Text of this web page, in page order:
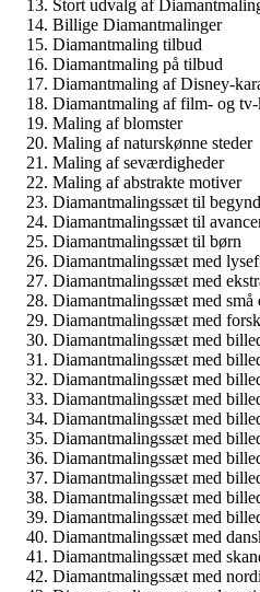
Stort udvalg af
Billige Diamantmalinger
Diamantmaling tilbud
Diamantmaling på tilbud
Diamantmaling af Disney-
Diamantmaling af film- og tv-
Maling af blomster
Maling af naturskønne steder
Maling af seværdigheder
Maling af abstrakte motiver
Diamantmalingssæt til
Diamantmalingssæt til
Diamantmalingssæt til børn
Diamantmalingssæt med
Diamantmalingssæt med
Diamantmalingssæt med små
Diamantmalingssæt med
Diamantmalingssæt med
Diamantmalingssæt med
Diamantmalingssæt med
Diamantmalingssæt med
Diamantmalingssæt med
Diamantmalingssæt med
Diamantmalingssæt med
Diamantmalingssæt med
Diamantmalingssæt med
Diamantmalingssæt med
Diamantmalingssæt med
Diamantmalingssæt med
Diamantmalingssæt med